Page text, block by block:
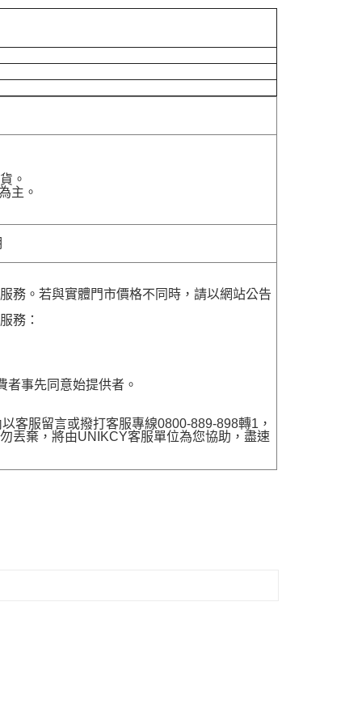
。
主。
務。若與實體門市價格不同時，請以網站公告
務：
事先同意始提供者。
客服留言或撥打客服專線0800-889-898轉1，
丟棄，將由UNIKCY客服單位為您協助，盡速